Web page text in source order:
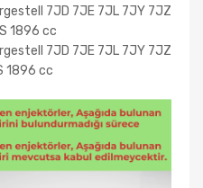
7JD 7JE 7JL 7JY 7JZ
1896 cc
7JD 7JE 7JL 7JY 7JZ
1896 cc